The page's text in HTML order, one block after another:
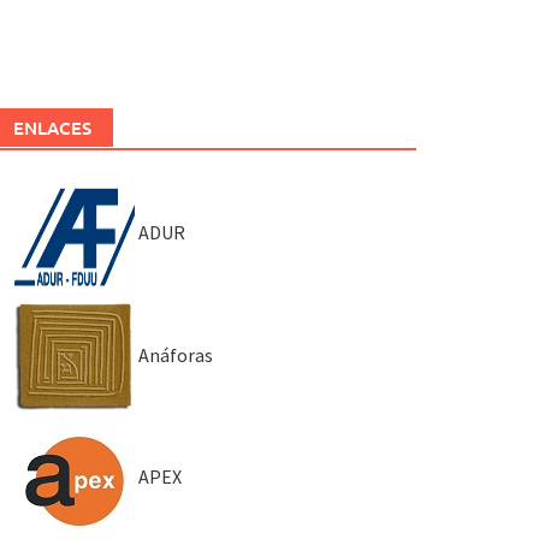
ENLACES
ADUR
Anáforas
APEX